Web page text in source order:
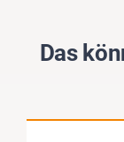
Das